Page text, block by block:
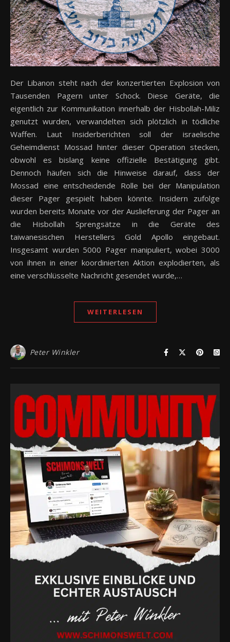
Der Libanon steht nach der konzertierten Explosion von
Tausenden Pagern unter Schock. Diese Geräte, die
eigentlich zur Kommunikation innerhalb der Hisbollah-Miliz
genutzt wurden, verwandelten sich plötzlich in tödliche
Waffen. Laut Insiderberichten soll der israelische
Geheimdienst Mossad hinter dieser Operation stecken,
obwohl es bislang keine offizielle Bestätigung gibt.
Dennoch häufen sich die Hinweise darauf, dass der
Mossad eine entscheidende Rolle bei der Manipulation
dieser Pager gespielt haben könnte. Insidern zufolge
wurden bereits Monate vor der Auslieferung der Pager an
die Hisbollah Sprengsätze in die Geräte des
taiwanesischen Herstellers Gold Apollo eingebaut.
Insgesamt wurden 5000 Pager manipuliert, wobei 3000
von ihnen in einer koordinierten Aktion explodierten, als
eine verschlüsselte Nachricht gesendet wurde,…
WEITERLESEN
Peter Winkler